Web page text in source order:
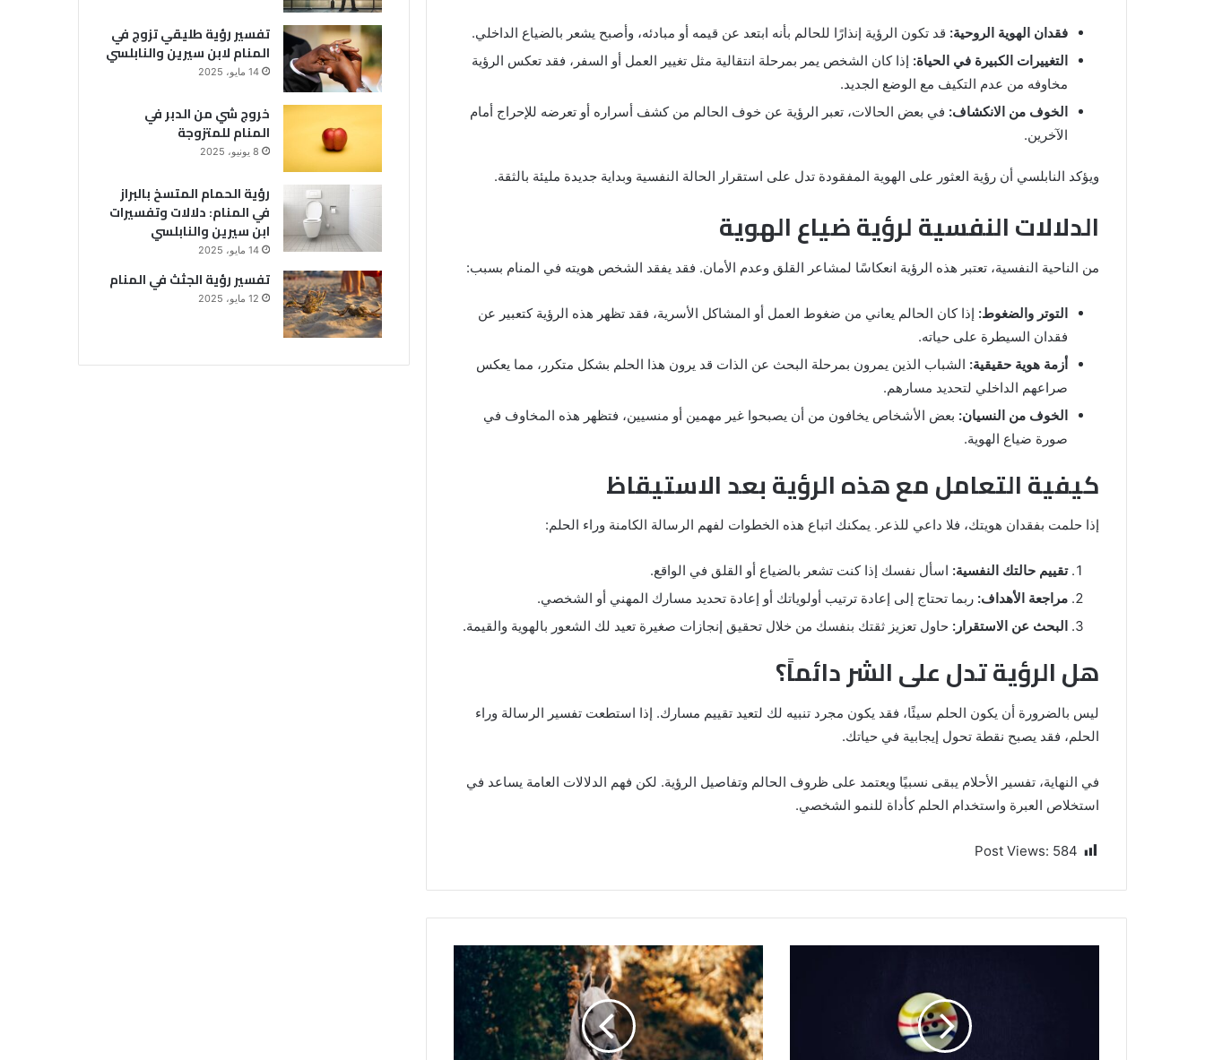
فقدان الهوية الروحية: قد تكون الرؤية إنذارًا للحالم بأنه ابتعد عن قيمه أو مبادئه، وأصبح يشعر بالضياع الداخلي.
التغييرات الكبيرة في الحياة: إذا كان الشخص يمر بمرحلة انتقالية مثل تغيير العمل أو السفر، فقد تعكس الرؤية
مخاوفه من عدم التكيف مع الوضع الجديد.
الخوف من الانكشاف: في بعض الحالات، تعبر الرؤية عن خوف الحالم من كشف أسراره أو تعرضه للإحراج أمام
الآخرين.
ويؤكد النابلسي أن رؤية العثور على الهوية المفقودة تدل على استقرار الحالة النفسية وبداية جديدة مليئة بالثقة.
الدلالات النفسية لرؤية ضياع الهوية
من الناحية النفسية، تعتبر هذه الرؤية انعكاسًا لمشاعر القلق وعدم الأمان. فقد يفقد الشخص هويته في المنام بسبب:
التوتر والضغوط: إذا كان الحالم يعاني من ضغوط العمل أو المشاكل الأسرية، فقد تظهر هذه الرؤية كتعبير عن
فقدان السيطرة على حياته.
أزمة هوية حقيقية: الشباب الذين يمرون بمرحلة البحث عن الذات قد يرون هذا الحلم بشكل متكرر، مما يعكس
صراعهم الداخلي لتحديد مسارهم.
الخوف من النسيان: بعض الأشخاص يخافون من أن يصبحوا غير مهمين أو منسيين، فتظهر هذه المخاوف في
صورة ضياع الهوية.
كيفية التعامل مع هذه الرؤية بعد الاستيقاظ
إذا حلمت بفقدان هويتك، فلا داعي للذعر. يمكنك اتباع هذه الخطوات لفهم الرسالة الكامنة وراء الحلم:
تقييم حالتك النفسية: اسأل نفسك إذا كنت تشعر بالضياع أو القلق في الواقع.
مراجعة الأهداف: ربما تحتاج إلى إعادة ترتيب أولوياتك أو إعادة تحديد مسارك المهني أو الشخصي.
البحث عن الاستقرار: حاول تعزيز ثقتك بنفسك من خلال تحقيق إنجازات صغيرة تعيد لك الشعور بالهوية والقيمة.
هل الرؤية تدل على الشر دائماً؟
ليس بالضرورة أن يكون الحلم سيئًا، فقد يكون مجرد تنبيه لك لتعيد تقييم مسارك. إذا استطعت تفسير الرسالة وراء
الحلم، فقد يصبح نقطة تحول إيجابية في حياتك.
في النهاية، تفسير الأحلام يبقى نسبيًا ويعتمد على ظروف الحالم وتفاصيل الرؤية. لكن فهم الدلالات العامة يساعد في
استخلاص العبرة واستخدام الحلم كأداة للنمو الشخصي.
Post Views: 584
تفسير رؤية طليقي تزوج في
المنام لابن سيرين والنابلسي
14 مايو، 2025
خروج شي من الدبر في
المنام للمتزوجة
8 يونيو، 2025
رؤية الحمام المتسخ بالبراز
في المنام: دلالات وتفسيرات
ابن سيرين والنابلسي
14 مايو، 2025
تفسير رؤية الجثث في المنام
12 مايو، 2025